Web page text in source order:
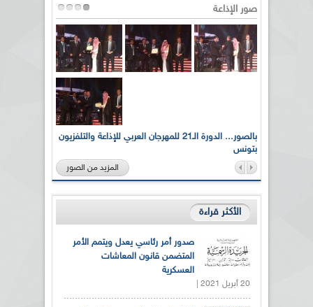
صور الإذاعة
بالصور... الدورة الـ21 للمهرجان العربي للإذاعة والتلفزيون
بتونس
المزيد من الصور
الأكثر قراءة
صدور أمر رئاسي يعدل ويتمم الأمر
المتضمن قانون المعاشات
العسكرية
20 أبريل 2021 |